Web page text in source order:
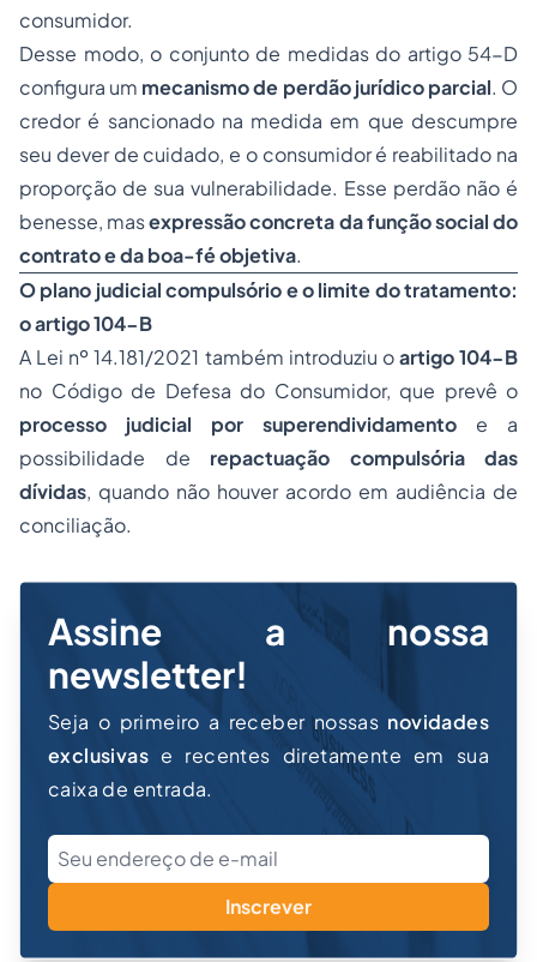
consumidor.
Desse modo, o conjunto de medidas do artigo 54-D
configura um mecanismo de perdão jurídico parcial. O
credor é sancionado na medida em que descumpre
seu dever de cuidado, e o consumidor é reabilitado na
proporção de sua vulnerabilidade. Esse perdão não é
benesse, masexpressão concreta da função social do
contrato e da boa-fé objetiva.
O plano judicial compulsório e o limite do tratamento:
o artigo 104-B
A Lei nº 14.181/2021 também introduziu oartigo 104-B
no Código de Defesa do Consumidor, que prevê o
processo judicial por superendividamento e a
possibilidade de repactuação compulsória das
dívidas, quando não houver acordo em audiência de
conciliação.
Assine a nossa
newsletter!
Seja o primeiro a receber nossas novidades
exclusivas e recentes diretamente em sua
caixa de entrada.
Inscrever